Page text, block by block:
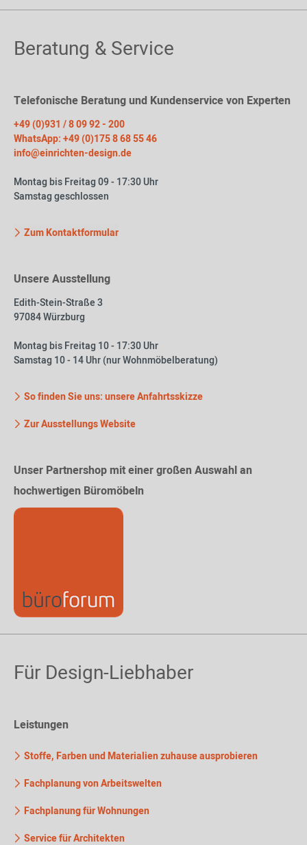
Beratung & Service
Telefonische Beratung und Kundenservice von Experten
+49 (0)931 / 8 09 92 - 200
WhatsApp: +49 (0)175 8 68 55 46
info@einrichten-design.de
Montag bis Freitag 09 - 17:30 Uhr
Samstag geschlossen
Zum Kontaktformular
Unsere Ausstellung
Edith-Stein-Straße 3
97084 Würzburg
Montag bis Freitag 10 - 17:30 Uhr
Samstag 10 - 14 Uhr (nur Wohnmöbelberatung)
So finden Sie uns: unsere Anfahrtsskizze
Zur Ausstellungs Website
Unser Partnershop mit einer großen Auswahl an
hochwertigen Büromöbeln
Für Design-Liebhaber
Leistungen
Stoffe, Farben und Materialien zuhause ausprobieren
Fachplanung von Arbeitswelten
Fachplanung für Wohnungen
Service für Architekten